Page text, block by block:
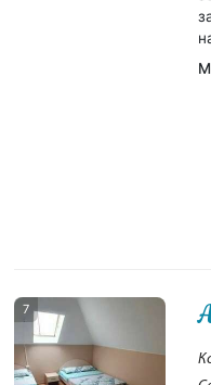
7